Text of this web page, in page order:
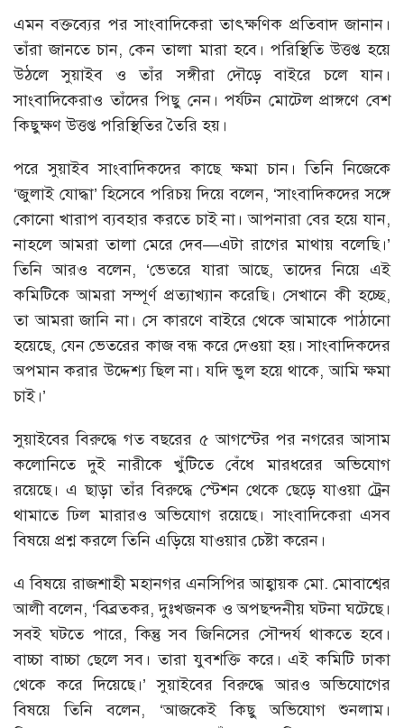
এমন বক্তব্যের পর সাংবাদিকেরা তাৎক্ষণিক প্রতিবাদ জানান।
তাঁরা জানতে চান, কেন তালা মারা হবে। পরিস্থিতি উত্তপ্ত হয়ে
উঠলে সুয়াইব ও তাঁর সঙ্গীরা দৌড়ে বাইরে চলে যান।
সাংবাদিকেরাও তাঁদের পিছু নেন। পর্যটন মোটেল প্রাঙ্গণে বেশ
কিছুক্ষণ উত্তপ্ত পরিস্থিতির তৈরি হয়।
পরে সুয়াইব সাংবাদিকদের কাছে ক্ষমা চান। তিনি নিজেকে
‘জুলাই যোদ্ধা’ হিসেবে পরিচয় দিয়ে বলেন, ‘সাংবাদিকদের সঙ্গে
কোনো খারাপ ব্যবহার করতে চাই না। আপনারা বের হয়ে যান,
নাহলে আমরা তালা মেরে দেব—এটা রাগের মাথায় বলেছি।’
তিনি আরও বলেন, ‘ভেতরে যারা আছে, তাদের নিয়ে এই
কমিটিকে আমরা সম্পূর্ণ প্রত্যাখ্যান করেছি। সেখানে কী হচ্ছে,
তা আমরা জানি না। সে কারণে বাইরে থেকে আমাকে পাঠানো
হয়েছে, যেন ভেতরের কাজ বন্ধ করে দেওয়া হয়। সাংবাদিকদের
অপমান করার উদ্দেশ্য ছিল না। যদি ভুল হয়ে থাকে, আমি ক্ষমা
চাই।’
সুয়াইবের বিরুদ্ধে গত বছরের ৫ আগস্টের পর নগরের আসাম
কলোনিতে দুই নারীকে খুঁটিতে বেঁধে মারধরের অভিযোগ
রয়েছে। এ ছাড়া তাঁর বিরুদ্ধে স্টেশন থেকে ছেড়ে যাওয়া ট্রেন
থামাতে ঢিল মারারও অভিযোগ রয়েছে। সাংবাদিকেরা এসব
বিষয়ে প্রশ্ন করলে তিনি এড়িয়ে যাওয়ার চেষ্টা করেন।
এ বিষয়ে রাজশাহী মহানগর এনসিপির আহ্বায়ক মো. মোবাশ্বের
আলী বলেন, ‘বিব্রতকর, দুঃখজনক ও অপছন্দনীয় ঘটনা ঘটেছে।
সবই ঘটতে পারে, কিন্তু সব জিনিসের সৌন্দর্য থাকতে হবে।
বাচ্চা বাচ্চা ছেলে সব। তারা যুবশক্তি করে। এই কমিটি ঢাকা
থেকে করে দিয়েছে।’ সুয়াইবের বিরুদ্ধে আরও অভিযোগের
বিষয়ে তিনি বলেন, ‘আজকেই কিছু অভিযোগ শুনলাম।